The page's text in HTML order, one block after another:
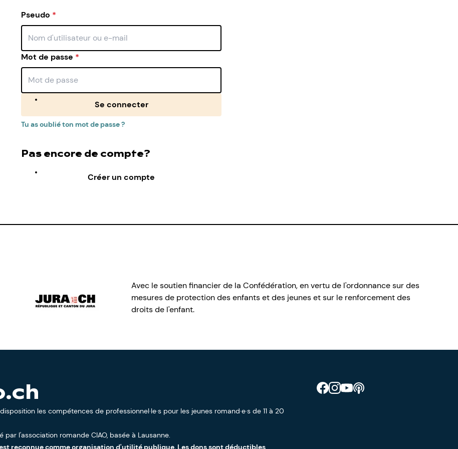
Pseudo *
Mot de passe *
Se connecter
Tu as oublié ton mot de passe ?
Pas encore de compte?
Créer un compte
Avec le soutien financier de la Confédération, en vertu de l'ordonnance sur des
mesures de protection des enfants et des jeunes et sur le renforcement des
droits de l'enfant.
Retrouve CIAO sur Facebook
Retrouve CIAO sur Instagram
Retrouve CIAO sur YouTube
Découvre notre podcast
les compétences de professionnel·le·s pour les jeunes romand·e·s de 11 à 20
par l'association romande CIAO, basée à Lausanne.
reconnue comme organisation d'utilité publique. Les dons sont déductibles